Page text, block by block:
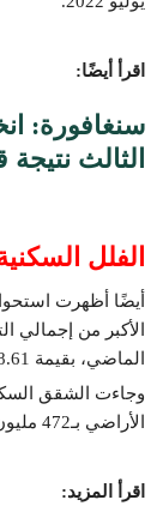
اقرأ أيضًا:
سنغافورة:
الثالث نتيجة
الفلل
أيضًا أظهرت
الأكبر من
الماضي، بقيمة 8.61 مليار ريال، وبنسبة 68%.
الأراضي بـ472 مليون ريال.
اقرأ المزيد: